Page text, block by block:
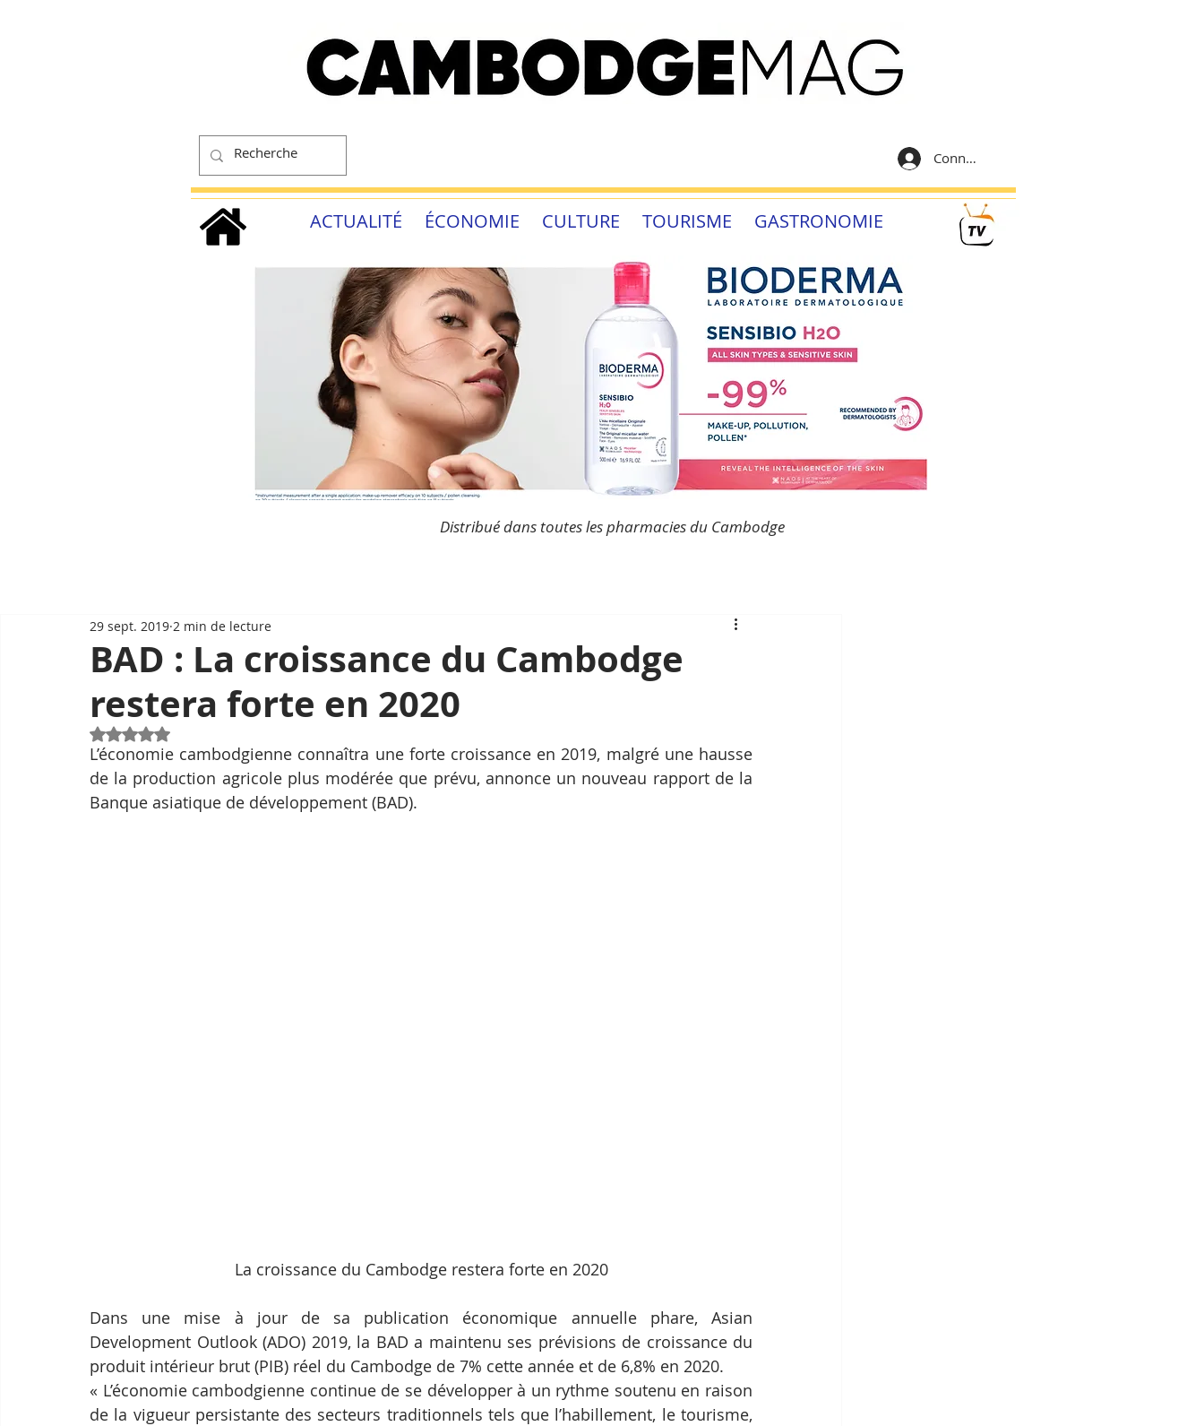
Connexion
ACTUALITÉ ÉCONOMIE CULTURE TOURISME GASTRONOMIE
Distribué dans toutes les pharmacies du Cambodge
BAD : La croissance du Cambodge
restera forte en 2020
29 sept. 2019 2 min de lecture
Noté NaN étoiles sur 5.
L’économie cambodgienne connaîtra une forte croissance en 2019, malgré une hausse
de la production agricole plus modérée que prévu, annonce un nouveau rapport de la
Banque asiatique de développement (BAD).
La croissance du Cambodge restera forte en 2020
Dans une mise à jour de sa publication économique annuelle phare, Asian
Development Outlook (ADO) 2019, la BAD a maintenu ses prévisions de croissance du
produit intérieur brut (PIB) réel du Cambodge de 7% cette année et de 6,8% en 2020.
« L’économie cambodgienne continue de se développer à un rythme soutenu en raison
de la vigueur persistante des secteurs traditionnels tels que l’habillement, le tourisme,